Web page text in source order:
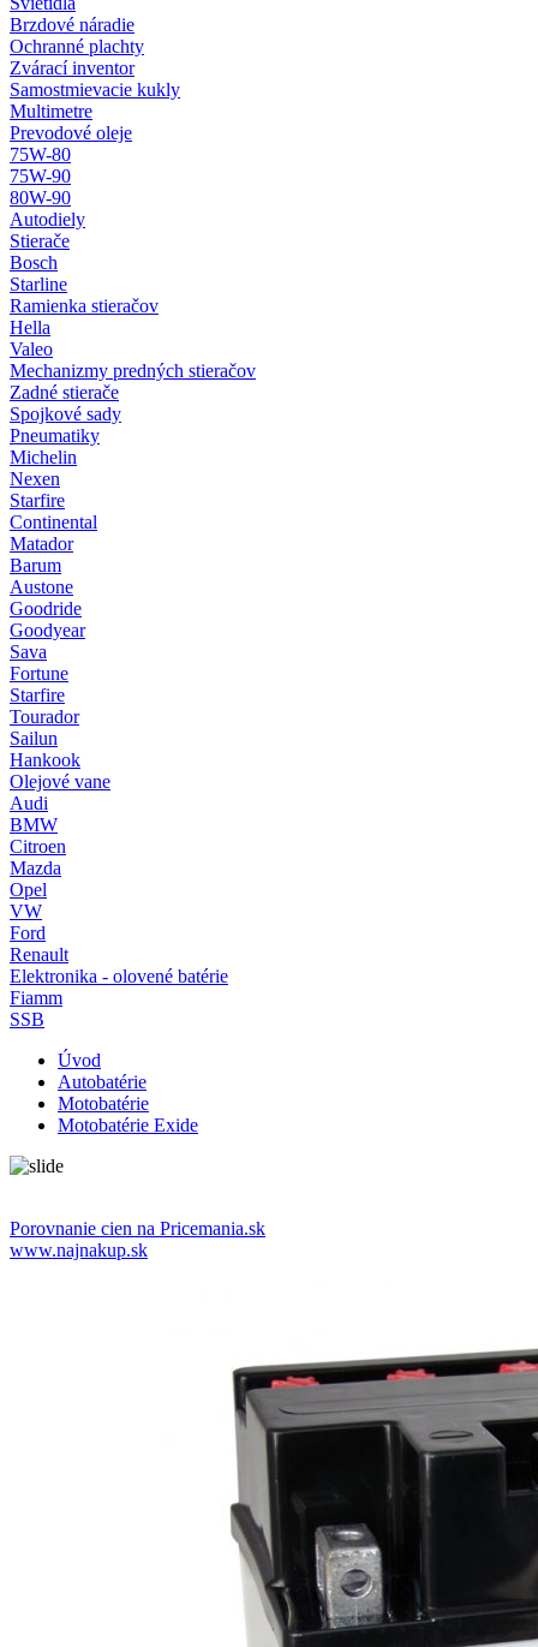
Brzdové náradie
Ochranné plachty
Zvárací inventor
Samostmievacie kukly
Multimetre
Prevodové oleje
75W-80
75W-90
80W-90
Autodiely
Stierače
Bosch
Starline
Ramienka stieračov
Hella
Valeo
Mechanizmy predných stieračov
Zadné stierače
Spojkové sady
Pneumatiky
Michelin
Nexen
Starfire
Continental
Matador
Barum
Austone
Goodride
Goodyear
Sava
Fortune
Starfire
Tourador
Sailun
Hankook
Olejové vane
Audi
BMW
Citroen
Mazda
Opel
VW
Ford
Renault
Elektronika - olovené batérie
Fiamm
SSB
Úvod
Autobatérie
Motobatérie
Motobatérie Exide
Porovnanie cien na Pricemania.sk
www.najnakup.sk